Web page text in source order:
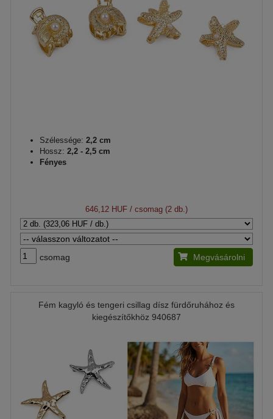
Szélessége: 2,2 cm
Hossz: 2,2 - 2,5 cm
Fényes
646,12 HUF / csomag (2 db.)
csomag Megvásárolni
Fém kagyló és tengeri csillag dísz fürdőruhához és
kiegészítőkhöz 940687